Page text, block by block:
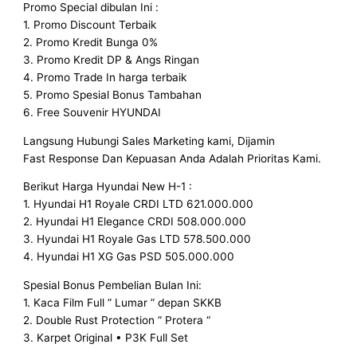
Promo Special dibulan Ini :
1. Promo Discount Terbaik
2. Promo Kredit Bunga 0%
3. Promo Kredit DP & Angs Ringan
4. Promo Trade In harga terbaik
5. Promo Spesial Bonus Tambahan
6. Free Souvenir HYUNDAI
Langsung Hubungi Sales Marketing kami, Dijamin
Fast Response Dan Kepuasan Anda Adalah Prioritas Kami.
Berikut Harga Hyundai New H-1 :
1. Hyundai H1 Royale CRDI LTD 621.000.000
2. Hyundai H1 Elegance CRDI 508.000.000
3. Hyundai H1 Royale Gas LTD 578.500.000
4. Hyundai H1 XG Gas PSD 505.000.000
Spesial Bonus Pembelian Bulan Ini:
1. Kaca Film Full ” Lumar ” depan SKKB
2. Double Rust Protection ” Protera “
3. Karpet Original • P3K Full Set